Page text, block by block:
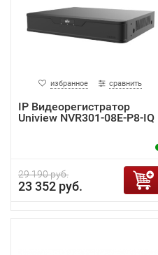
избранное сравнить
IP Видеорегистратор
Uniview NVR301-08E-P8-IQ
29 190 руб.
23 352 руб.